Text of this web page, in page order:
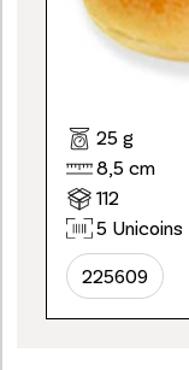
25 g
8,5 cm
112
5 Unicoins
225609